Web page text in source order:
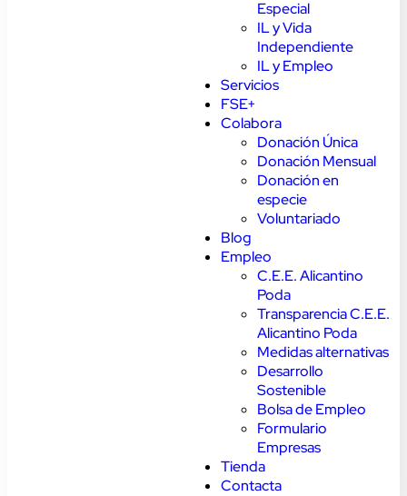
Especial
IL y Vida
Independiente
IL y Empleo
Servicios
FSE+
Colabora
Donación Única
Donación Mensual
Donación en
especie
Voluntariado
Blog
Empleo
C.E.E. Alicantino
Poda
Transparencia C.E.E.
Alicantino Poda
Medidas alternativas
Desarrollo
Sostenible
Bolsa de Empleo
Formulario
Empresas
Tienda
Contacta